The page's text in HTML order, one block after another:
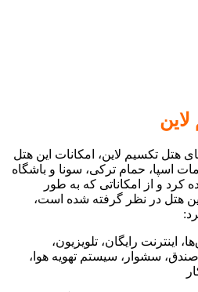
هتل تکسیم لاین، امکانات این هتل
اسپا، حمام ترکی، سونا و باشگاه
کرد و از امکاناتی که به طور
در تمامی 36 اتاق این هتل در نظر گرفته شده است،
اینترنت رایگان، تلویزیون،
صندق، سشوار، سیستم تهویه هوا،